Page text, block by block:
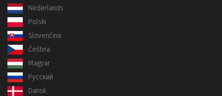
Nederlands
Polski
Slovenčina
Čeština
Magyar
Русский
Dansk